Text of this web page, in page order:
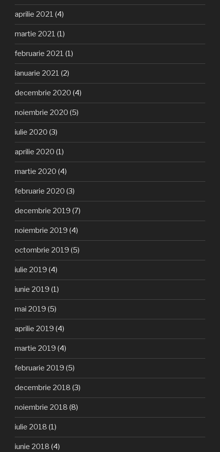
aprilie 2021 (4)
martie 2021 (1)
februarie 2021 (1)
ianuarie 2021 (2)
decembrie 2020 (4)
noiembrie 2020 (5)
iulie 2020 (3)
aprilie 2020 (1)
martie 2020 (4)
februarie 2020 (3)
decembrie 2019 (7)
noiembrie 2019 (4)
octombrie 2019 (5)
iulie 2019 (4)
iunie 2019 (1)
mai 2019 (5)
aprilie 2019 (4)
martie 2019 (4)
februarie 2019 (5)
decembrie 2018 (3)
noiembrie 2018 (8)
iulie 2018 (1)
iunie 2018 (4)